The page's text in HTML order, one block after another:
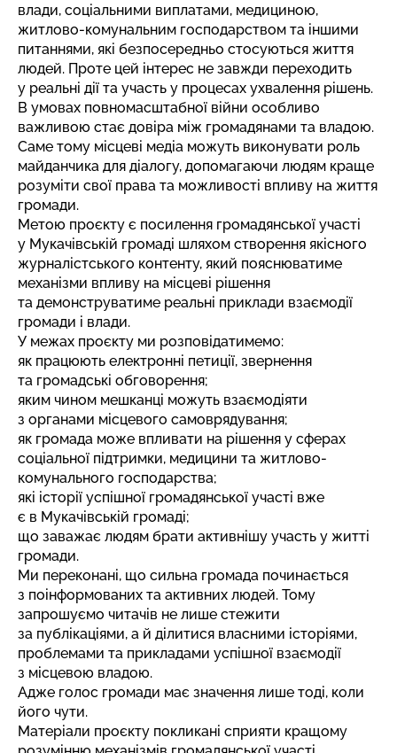
влади, соціальними виплатами, медициною,
житлово-комунальним господарством та іншими
питаннями, які безпосередньо стосуються життя
людей. Проте цей інтерес не завжди переходить
у реальні дії та участь у процесах ухвалення рішень.
В умовах повномасштабної війни особливо
важливою стає довіра між громадянами та владою.
Саме тому місцеві медіа можуть виконувати роль
майданчика для діалогу, допомагаючи людям краще
розуміти свої права та можливості впливу на життя
громади.
Метою проєкту є посилення громадянської участі
у Мукачівській громаді шляхом створення якісного
журналістського контенту, який пояснюватиме
механізми впливу на місцеві рішення
та демонструватиме реальні приклади взаємодії
громади і влади.
У межах проєкту ми розповідатимемо:
як працюють електронні петиції, звернення
та громадські обговорення;
яким чином мешканці можуть взаємодіяти
з органами місцевого самоврядування;
як громада може впливати на рішення у сферах
соціальної підтримки, медицини та житлово-
комунального господарства;
які історії успішної громадянської участі вже
є в Мукачівській громаді;
що заважає людям брати активнішу участь у житті
громади.
Ми переконані, що сильна громада починається
з поінформованих та активних людей. Тому
запрошуємо читачів не лише стежити
за публікаціями, а й ділитися власними історіями,
проблемами та прикладами успішної взаємодії
з місцевою владою.
Адже голос громади має значення лише тоді, коли
його чути.
Матеріали проєкту покликані сприяти кращому